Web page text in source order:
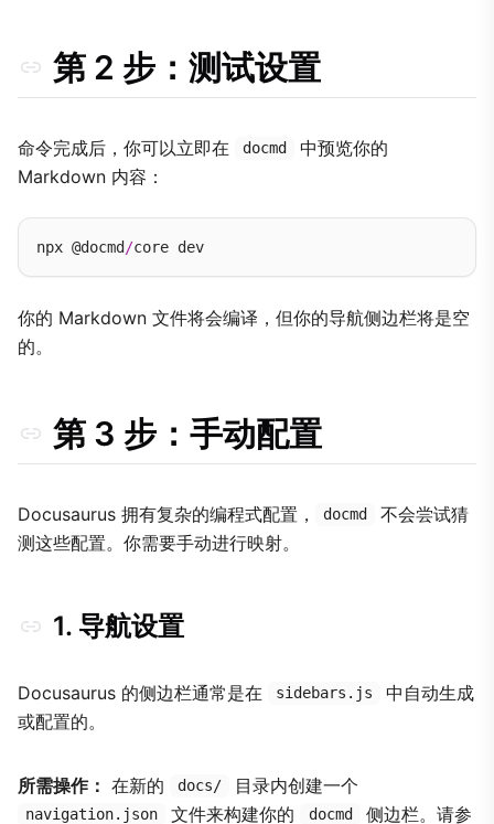
第 2 步：测试设置
命令完成后，你可以立即在 docmd
中预览你的
Markdown 内容：
npx @docmd /
你的 Markdown 文件将会编译，但你的导航侧边栏将是空
的。
第 3 步：手动配置
Docusaurus 拥有复杂的编程式配置， docmd
不会尝试猜
测这些配置。你需要手动进行映射。
1. 导航设置
Docusaurus 的侧边栏通常是在 sidebars.js
中自动生成
或配置的。
所需操作： 在新的 docs/ 目录内创建一个
navigation.json 文件来构建你的 docmd
侧边栏。请参